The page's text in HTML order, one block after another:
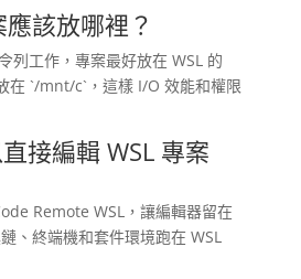
該放哪裡？
列工作，專案最好放在 WSL 的
在 `/mnt/c`，這樣 I/O 效能和權限
接編輯 WSL 專案
Remote WSL，讓編輯器留在
、終端機和套件環境跑在 WSL